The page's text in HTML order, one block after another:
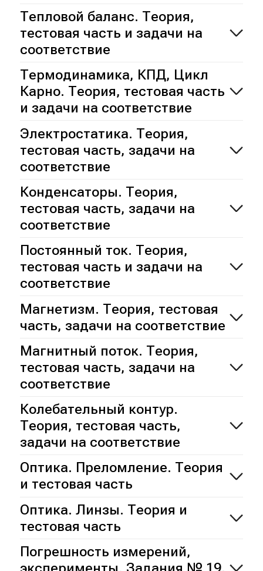
Тепловой баланс. Теория,
тестовая часть и задачи на
соответствие
Термодинамика, КПД, Цикл
Карно. Теория, тестовая часть
и задачи на соответствие
Электростатика. Теория,
тестовая часть, задачи на
соответствие
Конденсаторы. Теория,
тестовая часть, задачи на
соответствие
Постоянный ток. Теория,
тестовая часть и задачи на
соответствие
Магнетизм. Теория, тестовая
часть, задачи на соответствие
Магнитный поток. Теория,
тестовая часть, задачи на
соответствие
Колебательный контур.
Теория, тестовая часть,
задачи на соответствие
Оптика. Преломление. Теория
и тестовая часть
Оптика. Линзы. Теория и
тестовая часть
Погрешность измерений,